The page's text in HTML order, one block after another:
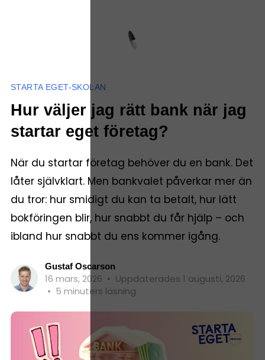
STARTA EGET-SKOLAN
Hur väljer jag rätt bank när jag
startar eget företag?
När du startar företag behöver du en bank. Det
låter självklart. Men bankvalet påverkar mer än
du tror: hur smidigt du kan ta betalt, hur lätt
bokföringen blir, hur snabbt du får hjälp – och
ibland hur snabbt du ens kommer igång.
Gustaf Oscarson
16 mars, 2026 • Uppdaterades 1 augusti, 2026
• 5 minuters läsning